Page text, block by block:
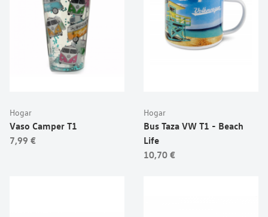
Hogar
Vaso Camper T1
7,99 €
Hogar
Bus Taza VW T1 - Beach
Life
10,70 €